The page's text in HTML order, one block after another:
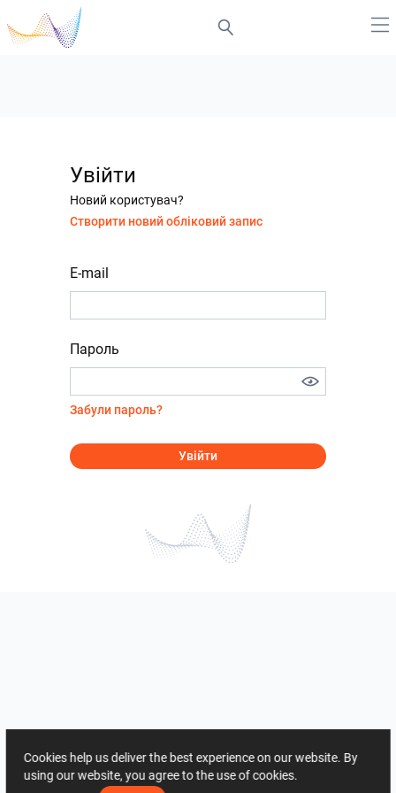
Увійти
Новий користувач?
Створити новий обліковий запис
E-mail
Пароль
Забули пароль?
Увійти
Cookies help us deliver the best experience on our website. By
using our website, you agree to the use of cookies.